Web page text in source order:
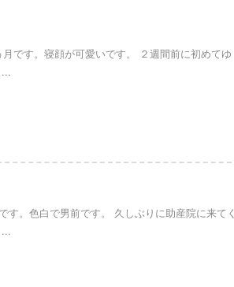
です。寝顔が可愛いです。 ２週間前に初めてゆ
す。色白で男前です。 久しぶりに助産院に来てく